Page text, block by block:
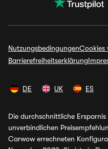
NutzungsbedingungenCookies
Barrierefreiheitserklärung
DE UK ES
Die durchschnittliche
unverbindlichen
Carwow errechneten